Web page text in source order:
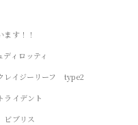
す！！
ィロッティ
レイジーリーフ type2
ライデント
ビブリス